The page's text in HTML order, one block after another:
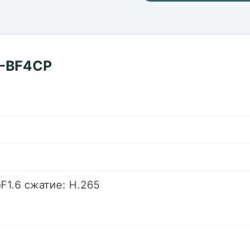
BF4CP
сжатие: H.265